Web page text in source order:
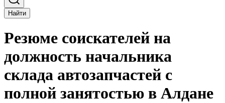
Найти
Резюме соискателей на
должность начальника
склада автозапчастей с
полной занятостью в Алдане